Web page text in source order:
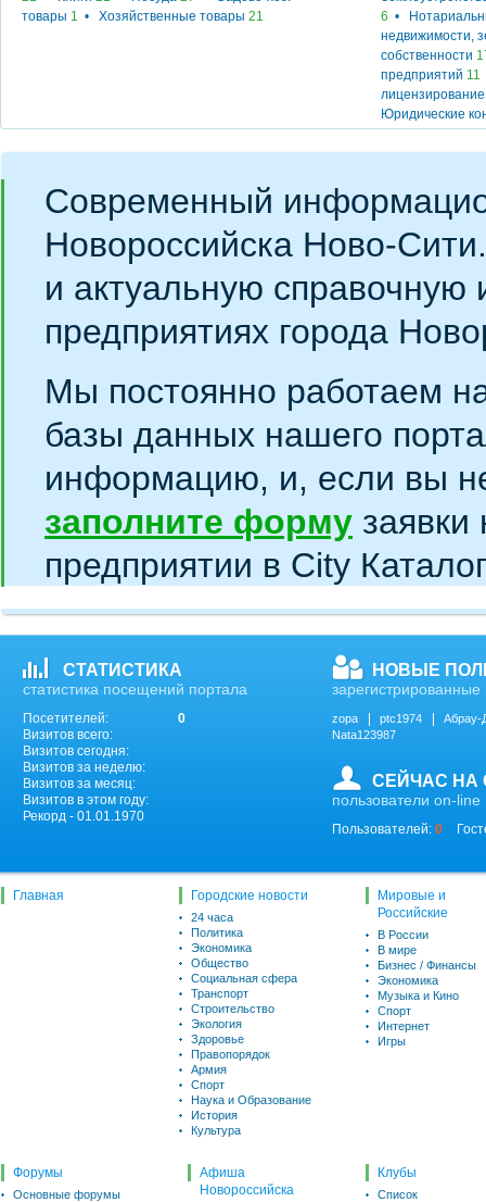
товары 1 • Хозяйственные товары 21
6 •
недвижимости,
собственности
предприятий 11
лицензирование
Юридические
Современный
Новороссийска Ново-
и актуальную
предприятиях города
Мы постоянно работаем
базы данных нашего
информацию, и, если вы
заполните форму
предприятии в City
СТАТИСТИКА
статистика посещений портала
Посетителей:
0
Визитов всего:
Визитов сегодня:
Визитов за неделю:
Визитов за месяц:
Визитов в этом году:
Рекорд - 01.01.1970
НОВЫЕ
зарегистрированные
zopa ptc1974
Абрау-
Nata123987
СЕЙЧАС НА
пользователи on-line
Пользователей: 0
Главная Городские новости
24 часа
Политика
Экономика
Общество
Социальная сфера
Транспорт
Строительство
Экология
Здоровье
Правопорядок
Армия
Спорт
Наука и Образование
История
Культура
Мировые и
Российские
В России
В мире
Бизнес / Финансы
Экономика
Музыка и Кино
Спорт
Интернет
Игры
Форумы
Основные форумы
Афиша
Новороссийска
Клубы
Список